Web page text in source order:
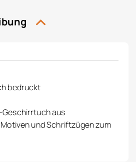
bedruckt
aus
und Schriftzügen zum